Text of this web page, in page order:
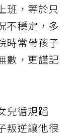
班，等於只
不穩定，多
時常帶孩子
數，更謹記
兒循規蹈
叛逆讓他很